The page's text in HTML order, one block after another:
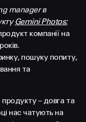
manager в
Gemini Photos:
компанії на
пошуку попиту,
та
– довга та
нас чатують на